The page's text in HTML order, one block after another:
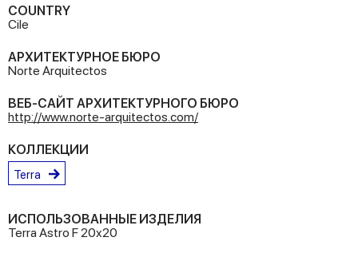
COUNTRY
Cile
АРХИТЕКТУРНОЕ БЮРО
Norte Arquitectos
ВЕБ-САЙТ АРХИТЕКТУРНОГО БЮРО
http://www.norte-arquitectos.com/
КОЛЛЕКЦИИ
Terra
ИСПОЛЬЗОВАННЫЕ ИЗДЕЛИЯ
Terra Astro F 20x20